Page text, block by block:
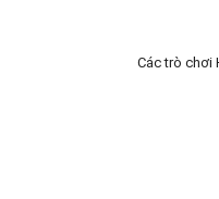
Các trò chơi